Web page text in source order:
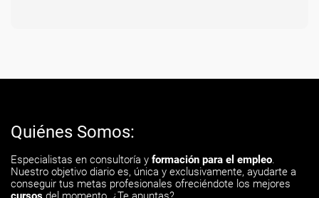
Quiénes Somos:
Especialistas en consultoría y formación para el empleo.
Nuestro objetivo diario es, única y exclusivamente, ayudarte a
conseguir tus metas profesionales ofreciéndote los mejores